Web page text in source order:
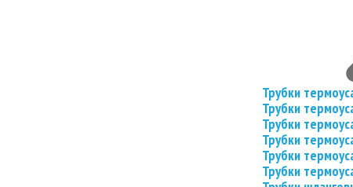
Трубки
Трубки
Трубки
Трубки
Трубки
Трубки